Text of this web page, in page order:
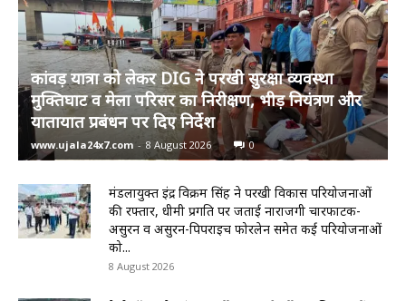
कांवड़ यात्रा को लेकर DIG ने परखी सुरक्षा व्यवस्था
मुक्तिघाट व मेला परिसर का निरीक्षण, भीड़ नियंत्रण और
यातायात प्रबंधन पर दिए निर्देश
www.ujala24x7.com - 8 August 2026 0
मंडलायुक्त इंद्र विक्रम सिंह ने परखी विकास परियोजनाओं
की रफ्तार, धीमी प्रगति पर जताई नाराजगी चारफाटक-
असुरन व असुरन-पिपराइच फोरलेन समेत कई परियोजनाओं
को...
8 August 2026